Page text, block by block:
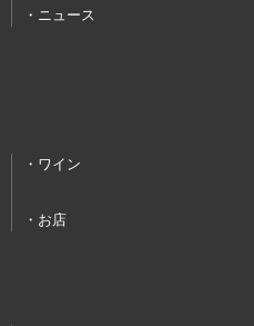
ニュース
ワイン
お店